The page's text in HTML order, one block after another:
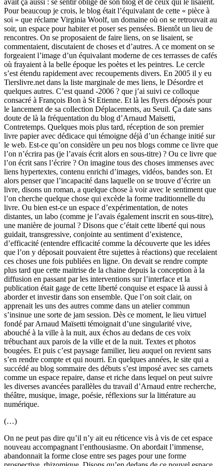
avait ça aussi : se sentir obligé de son blog et de ceux qui le lisaient.
Pour beaucoup je crois, le blog était l’équivalant de cette « pièce à
soi » que réclame Virginia Woolf, un domaine où on se retrouvait au
soir, un espace pour habiter et poser ses pensées. Bientôt un lieu de
rencontres. On se proposaient de faire liens, on se lisaient, se
commentaient, discutaient de choses et d’autres. A ce moment on se
forgeaient l’image d’un équivalant moderne de ces terrasses de cafés
où frayaient à la belle époque les poètes et les peintres. Le cercle
s’est étendu rapidement avec recoupements divers. En 2005 il y eu
Tierslivre.net dans la liste marginale de mes liens, le Désordre et
quelques autres. C’est quand -2006 ? que j’ai suivi ce colloque
consacré à François Bon à St Etienne. Et là les flyers déposés pour
le lancement de sa collection Déplacements, au Seuil. Ça date sans
doute de là la fréquentation du blog d’Arnaud Maïsetti,
Contretemps. Quelques mois plus tard, réception de son premier
livre papier avec dédicace qui témoigne déjà d’un échange initié sur
le web. Est-ce qu’on considère un peu nos blogs comme ce livre que
l’on n’écrira pas (je l’avais écrit alors en sous-titre) ? Ou ce livre que
l’on écrit sans l’écrire ? On imagine tous des choses immenses avec
liens hypertextes, contenu enrichi d’images, vidéos, bandes son. Et
alors penser que l’incapacité dans laquelle on se trouve d’écrire un
livre, disons un roman, a quelque chose à voir avec le sentiment que
l’on cherche quelque chose qui excède la forme traditionnelle du
livre. Ou bien est-ce un espace d’expérimentation, de notes
distantes, un labo (comme je l’avais également inscrit en sous-titre),
une manière de journal ? Disons que c’était cette liberté qui nous
guidait, transgressive, conjointe au sentiment d’existence,
d’efficacité (entendre efficacité comme la découverte que les idées
que l’on y déposait pouvaient être sujettes à réactions) que recelaient
ces choses une fois publiées en ligne. On devait se rendre compte
plus tard que cette maitrise de la chaine depuis la conception à la
diffusion en passant par les interventions sur l’interface et la
publication était gage de cette liberté conquise et espace là aussi à
aborder et investir dans son ensemble. Que l’on soit clair, on
apprenait les uns des autres comme dans un atelier commun
s’insinue une sorte de jam session. Dès ce moment, le lieu virtuel
fondé par Arnaud Maïsetti témoignait d’une singularité vive,
abouché à la ville à la nuit, aux échos au dedans de ces voix
trébuchant aux parois de la ville et de la nuit. Textes et photos
bougées. Et puis c’est paysage familier, lieu auquel on revient sans
s’en rendre compte et qui nourri. En quelques années, le site qui a
succédé au blog sommaire des débuts s’est imposé avec ses carnets
comme un espace repaire, danse et riche dans lequel on peut suivre
les diverses avancées parallèles du travail d’Arnaud entre recherche,
théâtre, musique, image, poésie, réflexions sur la littérature au
numérique.
(…)
On ne peut pas dire qu’il n’y ait eu réticence vis à vis de cet espace
nouveau accompagnant l’enthousiasme. On abordait l’immense,
abandonnait la forme close entre ses pages pour une forme